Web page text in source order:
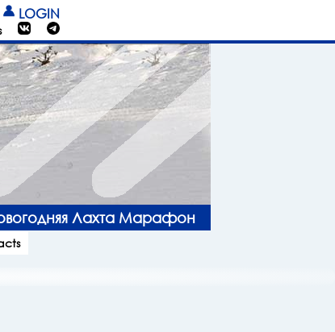
LOGIN
Лахта Марафон